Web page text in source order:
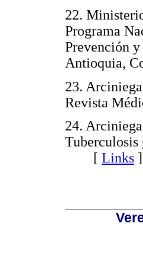
22.
Programa
Prevención
Antioquia,
23.
Revista
24.
Tuberculosis
[ Links ]